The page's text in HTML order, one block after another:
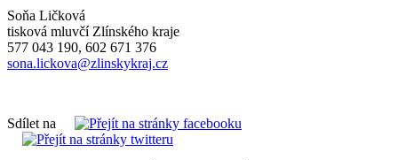
Soňa Ličková
tisková mluvčí Zlínského kraje
577 043 190, 602 671 376
sona.lickova@zlinskykraj.cz
Sdílet na